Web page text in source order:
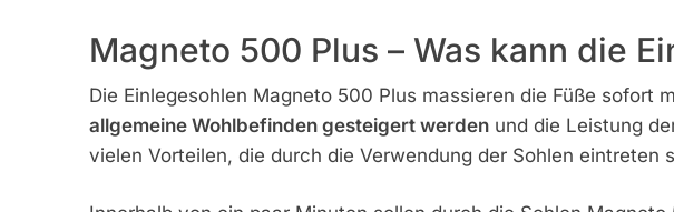
Magneto 500 Plus – Was kann die
Die Einlegesohlen Magneto 500 Plus massieren die Füße sofort
allgemeine Wohlbefinden gesteigert werdenund die Leistung
vielen Vorteilen, die durch die Verwendung der Sohlen eintreten